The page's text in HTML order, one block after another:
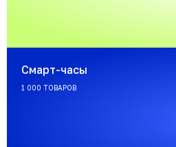
Смарт-часы
1 000 ТОВАРОВ